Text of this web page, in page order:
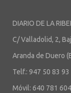
DIARIO DE LA
C/ Valladolid, 2,
Aranda de Duero
Telf.: 947 50 83 93
Móvil: 640 781 604